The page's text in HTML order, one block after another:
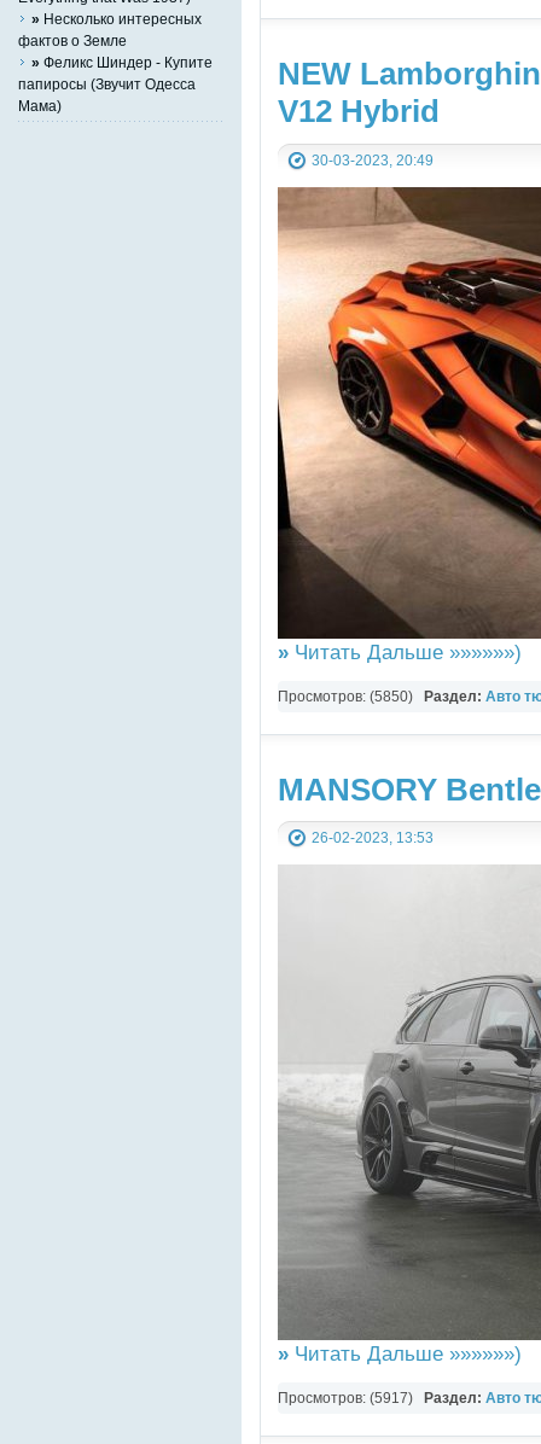
NEW
V12 Hybrid
30-03-2023, 20:49
» Читать Дальше »»»»»»)
Просмотров: (5850) Раздел: Авто
MANSORY
26-02-2023, 13:53
» Читать Дальше »»»»»»)
Просмотров: (5917) Раздел: Авто
» Несколько интересных
фактов о Земле
» Феликс Шиндер - Купите
папиросы (Звучит Одесса
Мама)